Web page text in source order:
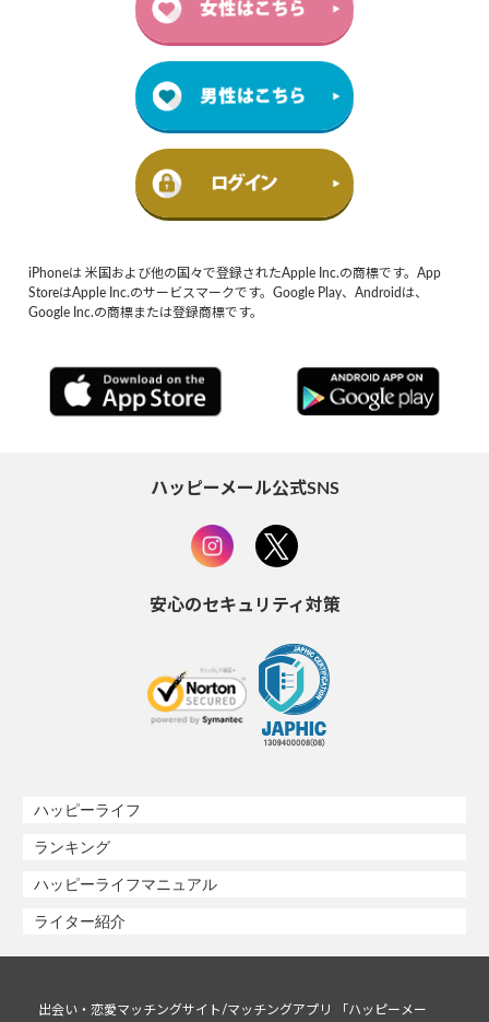
iPhoneは 米国および他の国々で登録されたApple Inc.の商標です。App
StoreはApple Inc.のサービスマークです。Google Play、Androidは、
Google Inc.の商標または登録商標です。
ハッピーメール公式SNS
安心のセキュリティ対策
ハッピーライフ
ランキング
ハッピーライフマニュアル
ライター紹介
出会い・恋愛マッチングサイト/マッチングアプリ 「ハッピーメー